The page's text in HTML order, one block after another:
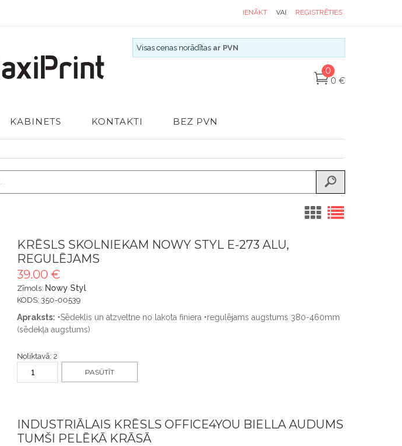
IENĀKT VAI REĢISTRĒTIES
Visas cenas norādītas ar PVN
0
0 €
KABINETS KONTAKTI BEZ PVN
KRĒSLS SKOLNIEKAM NOWY STYL E-273 ALU,
REGULĒJAMS
39.00 €
Zīmols: Nowy Styl
KODS: 350-00539
Apraksts: •Sēdeklis un atzveltne no lakota finiera •regulējams augstums 380-460mm
(sēdekļa augstums)
Noliktavā: 2
PASŪTĪT
INDUSTRIĀLAIS KRĒSLS OFFICE4YOU BIELLA AUDUMS
TUMŠI PELĒKĀ KRĀSĀ